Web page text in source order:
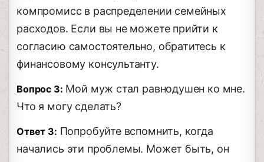
компромисс в распределении семейных
расходов. Если вы не можете прийти к
согласию самостоятельно, обратитесь к
финансовому консультанту.
Вопрос 3: Мой муж стал равнодушен ко мне.
Что я могу сделать?
Ответ 3: Попробуйте вспомнить, когда
начались эти проблемы. Может быть, он